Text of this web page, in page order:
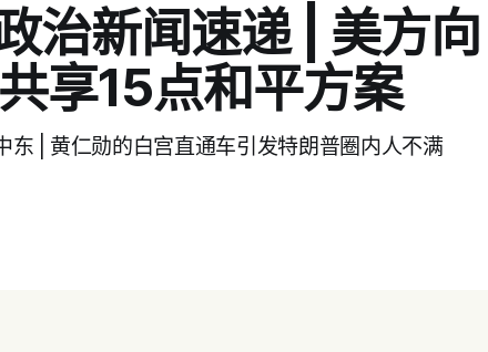
治新闻速递 | 美方向
享15点和平方案
东 | 黄仁勋的白宫直通车引发特朗普圈内人不满